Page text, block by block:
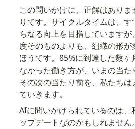
この問いかけに、正解はあり
りです。サイクルタイムは、
らなる向上を目指しています
度そのものよりも、組織の形
ほうです。85%に到達した数
なかった働き方が、いまの当た
その次の当たり前を、私たち
ていきます。
AIに問いかけられているのは、
ップデートなのかもしれません。